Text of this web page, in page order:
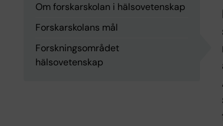
Om forskarskolan i hälsovetenskap
Forskarskolans mål
Forskningsområdet
hälsovetenskap